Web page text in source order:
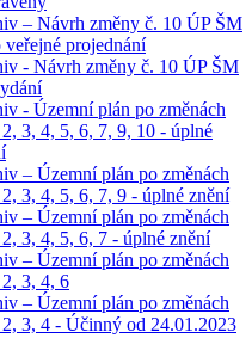
– Návrh změny č. 10 ÚP ŠM
veřejné projednání
- Návrh změny č. 10 ÚP ŠM
- Územní plán po změnách
3, 4, 5, 6, 7, 9, 10 - úplné
– Územní plán po změnách
3, 4, 5, 6, 7, 9 - úplné znění
– Územní plán po změnách
3, 4, 5, 6, 7 - úplné znění
– Územní plán po změnách
3, 4, 6
– Územní plán po změnách
3, 4 - Účinný od 24.01.2023